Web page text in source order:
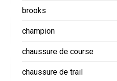
brooks
champion
chaussure de course
chaussure de trail